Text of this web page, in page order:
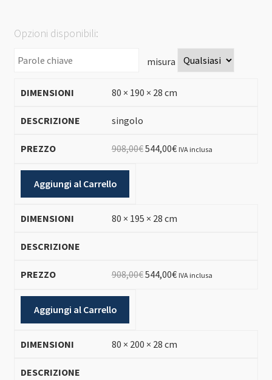
Opzioni disponibili:
misura
80 × 190 × 28 cm
singolo
908,00€Il
544,00€IlIVA inclusa
Aggiungi al Carrello
80 × 195 × 28 cm
908,00€Il
544,00€IlIVA inclusa
Aggiungi al Carrello
80 × 200 × 28 cm